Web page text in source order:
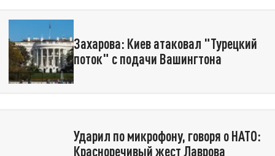
Захарова: Киев атаковал "Турецкий
поток" с подачи Вашингтона
Ударил по микрофону, говоря о НАТО:
Красноречивый жест Лаврова